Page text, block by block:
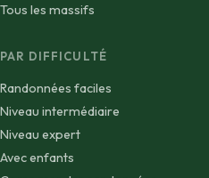
Tous les massifs
PAR DIFFICULTÉ
Randonnées faciles
Niveau intermédiaire
Niveau expert
Avec enfants